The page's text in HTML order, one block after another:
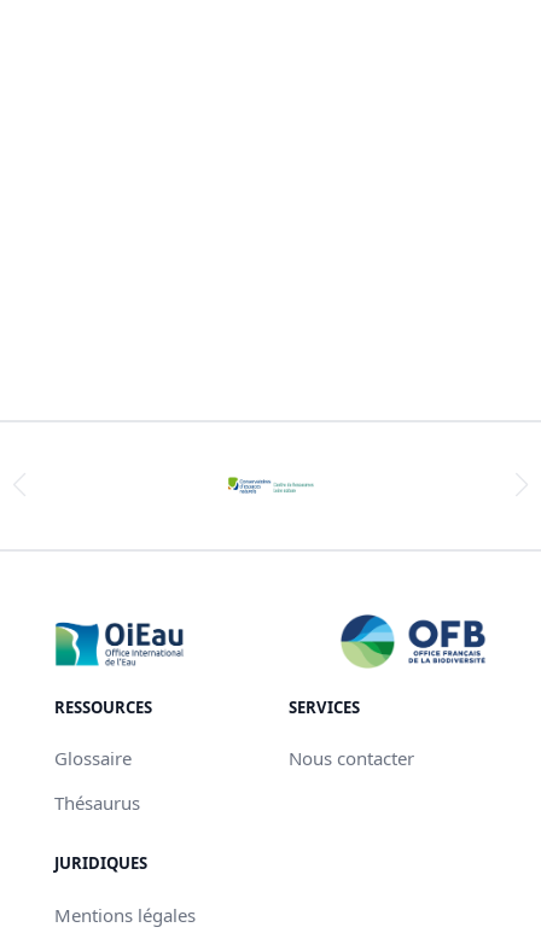
RESSOURCES
Glossaire
Thésaurus
SERVICES
Nous contacter
JURIDIQUES
Mentions légales